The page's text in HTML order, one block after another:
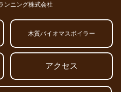
ンニング株式会社
木質バイオマスボイラー
アクセス